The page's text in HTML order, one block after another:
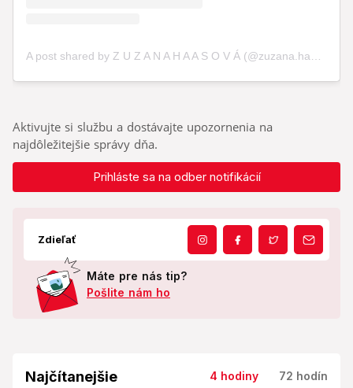
Aktivujte si službu a dostávajte upozornenia na
najdôležitejšie správy dňa.
Prihláste sa na odber notifikácií
Zdieľať
Máte pre nás tip?
Pošlite nám ho
Najčítanejšie 4 hodiny 72 hodín